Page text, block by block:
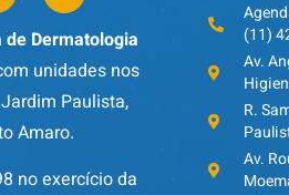
Dermatologia
unidades nos
Paulista,
Amaro.
no exercício da
(11)
Av.
R.
Av.